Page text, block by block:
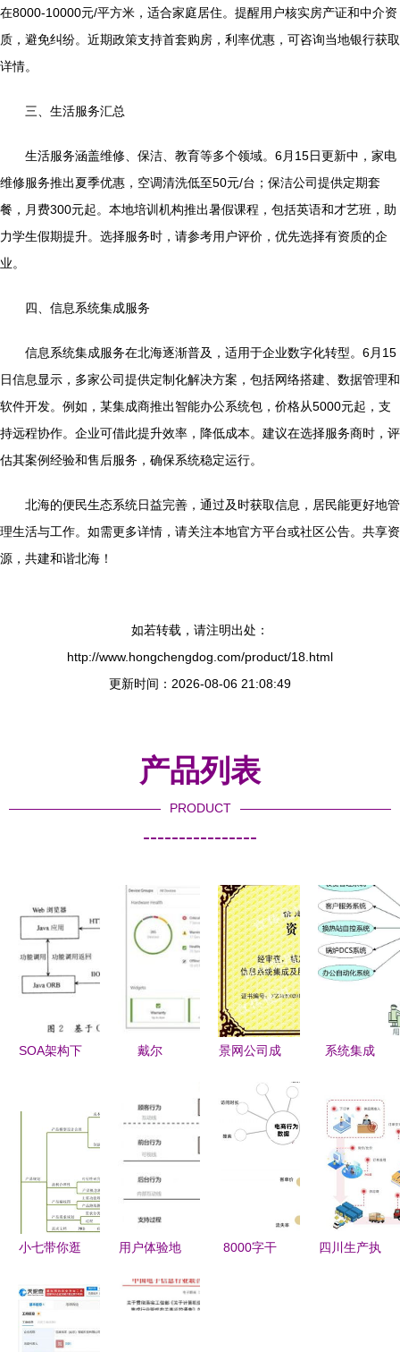
在8000-10000元/平方米，适合家庭居住。提醒用户核实房产证和中介资
质，避免纠纷。近期政策支持首套购房，利率优惠，可咨询当地银行获取
详情。
三、生活服务汇总
生活服务涵盖维修、保洁、教育等多个领域。6月15日更新中，家电
维修服务推出夏季优惠，空调清洗低至50元/台；保洁公司提供定期套
餐，月费300元起。本地培训机构推出暑假课程，包括英语和才艺班，助
力学生假期提升。选择服务时，请参考用户评价，优先选择有资质的企
业。
四、信息系统集成服务
信息系统集成服务在北海逐渐普及，适用于企业数字化转型。6月15
日信息显示，多家公司提供定制化解决方案，包括网络搭建、数据管理和
软件开发。例如，某集成商推出智能办公系统包，价格从5000元起，支
持远程协作。企业可借此提升效率，降低成本。建议在选择服务商时，评
估其案例经验和售后服务，确保系统稳定运行。
北海的便民生态系统日益完善，通过及时获取信息，居民能更好地管
理生活与工作。如需更多详情，请关注本地官方平台或社区公告。共享资
源，共建和谐北海！
如若转载，请注明出处：
http://www.hongchengdog.com/product/18.html
更新时间：2026-08-06 21:08:49
产品列表
PRODUCT
----------------
SOA架构下
的设计与实
戴尔
R740机架
测 信息系
统集成服务
景网公司成
系统集成及
服务资质，
系统集成
变的信息化
资源整合之
道
小七带你逛
学习如何为
产品人提升
用户体验地
图 信息系
8000字干
四川生产执